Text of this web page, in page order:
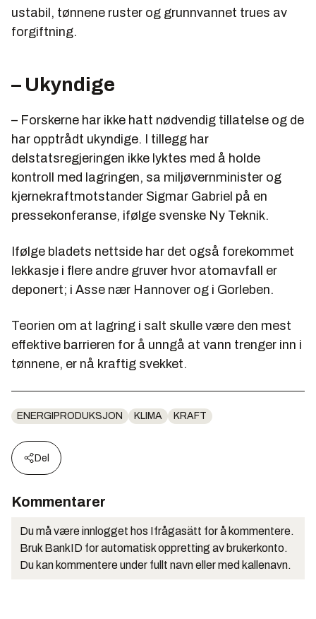
ustabil, tønnene ruster og grunnvannet trues av
forgiftning.
– Ukyndige
– Forskerne har ikke hatt nødvendig tillatelse og de
har opptrådt ukyndige. I tillegg har
delstatsregjeringen ikke lyktes med å holde
kontroll med lagringen, sa miljøvernminister og
kjernekraftmotstander Sigmar Gabriel på en
pressekonferanse, ifølge svenske Ny Teknik.
Ifølge bladets nettside har det også forekommet
lekkasje i flere andre gruver hvor atomavfall er
deponert; i Asse nær Hannover og i Gorleben.
Teorien om at lagring i salt skulle være den mest
effektive barrieren for å unngå at vann trenger inn i
tønnene, er nå kraftig svekket.
ENERGIPRODUKSJON KLIMA KRAFT
Del
Kommentarer
Du må være innlogget hos Ifrågasätt for å kommentere.
Bruk BankID for automatisk oppretting av brukerkonto.
Du kan kommentere under fullt navn eller med kallenavn.